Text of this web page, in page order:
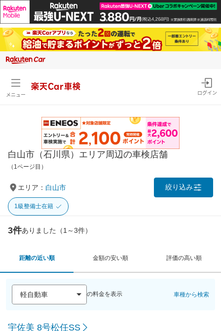
メニュー
楽天Car車検
ログイン
白山市（石川県）エリア周辺の車検店舗
（1ページ目）
エリア： 白山市 絞り込み
1級整備士在籍
3件ありました（1～3件）
距離の近い順 金額の安い順 評価の高い順
の料金を表示 車種から検索
宇佐美 8号松任SS